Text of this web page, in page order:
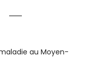
au Moyen-